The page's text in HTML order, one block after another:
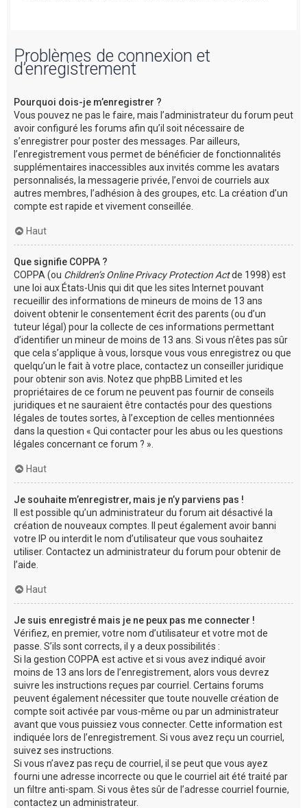
Problèmes de connexion et
d’enregistrement
Pourquoi dois-je m’enregistrer ?
Vous pouvez ne pas le faire, mais l’administrateur du forum peut
avoir configuré les forums afin qu’il soit nécessaire de
s’enregistrer pour poster des messages. Par ailleurs,
l’enregistrement vous permet de bénéficier de fonctionnalités
supplémentaires inaccessibles aux invités comme les avatars
personnalisés, la messagerie privée, l’envoi de courriels aux
autres membres, l’adhésion à des groupes, etc. La création d’un
compte est rapide et vivement conseillée.
Haut
Que signifie COPPA ?
COPPA (ou Children’s Online Privacy Protection Actde 1998) est
une loi aux États-Unis qui dit que les sites Internet pouvant
recueillir des informations de mineurs de moins de 13 ans
doivent obtenir le consentement écrit des parents (ou d’un
tuteur légal) pour la collecte de ces informations permettant
d’identifier un mineur de moins de 13 ans. Si vous n’êtes pas sûr
que cela s’applique à vous, lorsque vous vous enregistrez ou que
quelqu’un le fait à votre place, contactez un conseiller juridique
pour obtenir son avis. Notez que phpBB Limited et les
propriétaires de ce forum ne peuvent pas fournir de conseils
juridiques et ne sauraient être contactés pour des questions
légales de toutes sortes, à l’exception de celles mentionnées
dans la question « Qui contacter pour les abus ou les questions
légales concernant ce forum ? ».
Haut
Je souhaite m’enregistrer, mais je n’y parviens pas !
Il est possible qu’un administrateur du forum ait désactivé la
création de nouveaux comptes. Il peut également avoir banni
votre IP ou interdit le nom d’utilisateur que vous souhaitez
utiliser. Contactez un administrateur du forum pour obtenir de
l’aide.
Haut
Je suis enregistré mais je ne peux pas me connecter !
Vérifiez, en premier, votre nom d’utilisateur et votre mot de
passe. S’ils sont corrects, il y a deux possibilités :
Si la gestion COPPA est active et si vous avez indiqué avoir
moins de 13 ans lors de l’enregistrement, alors vous devrez
suivre les instructions reçues par courriel. Certains forums
peuvent également nécessiter que toute nouvelle création de
compte soit activée par vous-même ou par un administrateur
avant que vous puissiez vous connecter. Cette information est
indiquée lors de l’enregistrement. Si vous avez reçu un courriel,
suivez ses instructions.
Si vous n’avez pas reçu de courriel, il se peut que vous ayez
fourni une adresse incorrecte ou que le courriel ait été traité par
un filtre anti-spam. Si vous êtes sûr de l’adresse courriel fournie,
contactez un administrateur.